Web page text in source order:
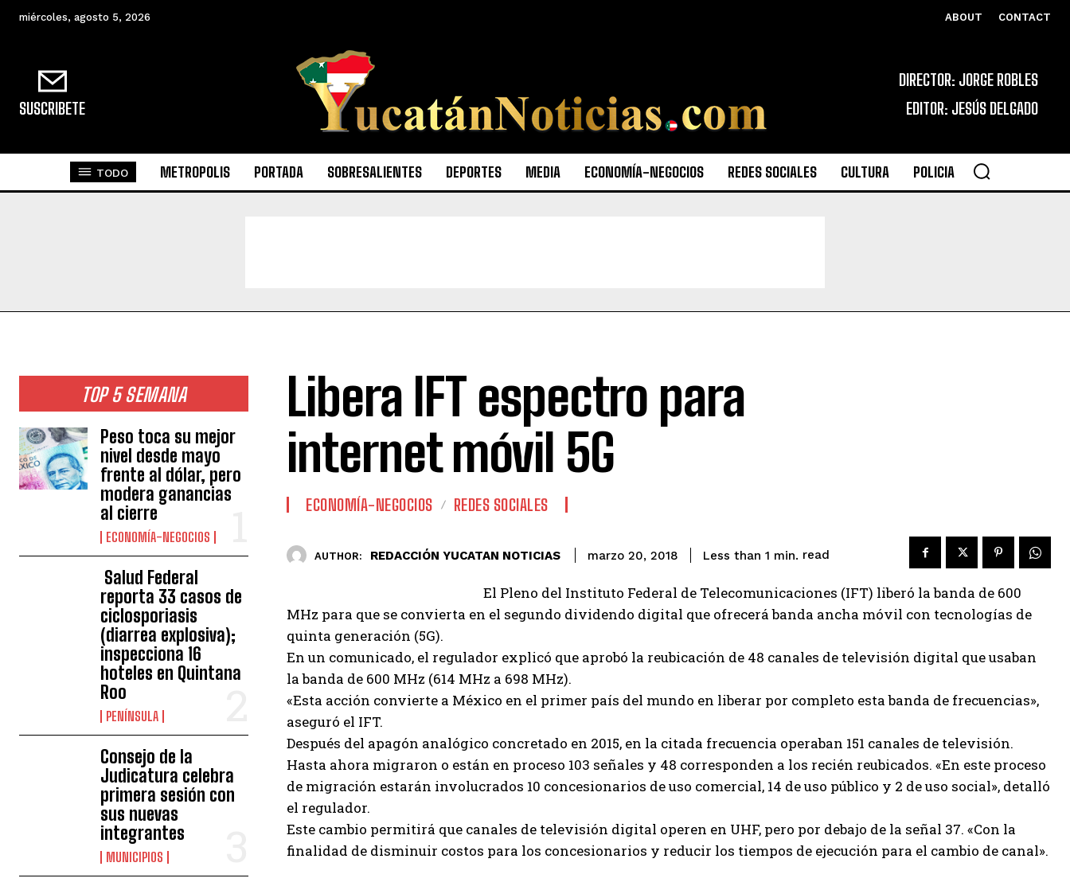
miércoles, agosto 5, 2026 ABOUT CONTACT
SUSCRIBETE
DIRECTOR: JORGE ROBLES
EDITOR: JESÚS DELGADO
TODO METROPOLIS PORTADA SOBRESALIENTES DEPORTES MEDIA ECONOMÍA-NEGOCIOS REDES SOCIALES CULTURA POLICIA
TOP 5 SEMANA
Peso toca su mejor
nivel desde mayo
frente al dólar, pero
modera ganancias
al cierre
ECONOMÍA-NEGOCIOS
Salud Federal
reporta 33 casos de
ciclosporiasis
(diarrea explosiva);
inspecciona 16
hoteles en Quintana
Roo
PENÍNSULA
Consejo de la
Judicatura celebra
primera sesión con
sus nuevas
integrantes
MUNICIPIOS
Libera IFT espectro para
internet móvil 5G
ECONOMÍA-NEGOCIOS REDES SOCIALES
AUTHOR: REDACCIÓN YUCATAN NOTICIAS marzo 20, 2018 Less than 1 min. read
El Pleno del Instituto Federal de Telecomunicaciones (IFT) liberó la banda de 600
MHz para que se convierta en el segundo dividendo digital que ofrecerá banda ancha móvil con tecnologías de
quinta generación (5G).
En un comunicado, el regulador explicó que aprobó la reubicación de 48 canales de televisión digital que usaban
la banda de 600 MHz (614 MHz a 698 MHz).
«Esta acción convierte a México en el primer país del mundo en liberar por completo esta banda de frecuencias»,
aseguró el IFT.
Después del apagón analógico concretado en 2015, en la citada frecuencia operaban 151 canales de televisión.
Hasta ahora migraron o están en proceso 103 señales y 48 corresponden a los recién reubicados. «En este proceso
de migración estarán involucrados 10 concesionarios de uso comercial, 14 de uso público y 2 de uso social», detalló
el regulador.
Este cambio permitirá que canales de televisión digital operen en UHF, pero por debajo de la señal 37. «Con la
finalidad de disminuir costos para los concesionarios y reducir los tiempos de ejecución para el cambio de canal».